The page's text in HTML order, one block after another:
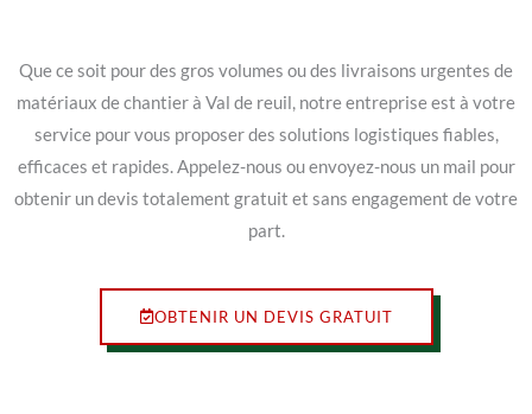
Que ce soit pour des gros volumes ou des livraisons urgentes de
matériaux de chantier à Val de reuil, notre entreprise est à votre
service pour vous proposer des solutions logistiques fiables,
efficaces et rapides. Appelez-nous ou envoyez-nous un mail pour
obtenir un devis totalement gratuit et sans engagement de votre
part.
OBTENIR UN DEVIS GRATUIT